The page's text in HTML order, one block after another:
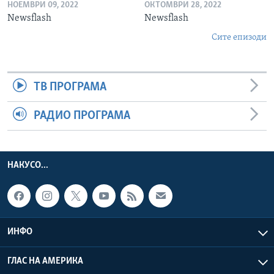
НОЕМВРИ 09, 2022
Newsflash
ОКТОМВРИ 28, 2022
Newsflash
Сите епизоди
ТВ ПРОГРАМА
РАДИО ПРОГРАМА
НАКУСО...
ИНФО
ГЛАС НА АМЕРИКА